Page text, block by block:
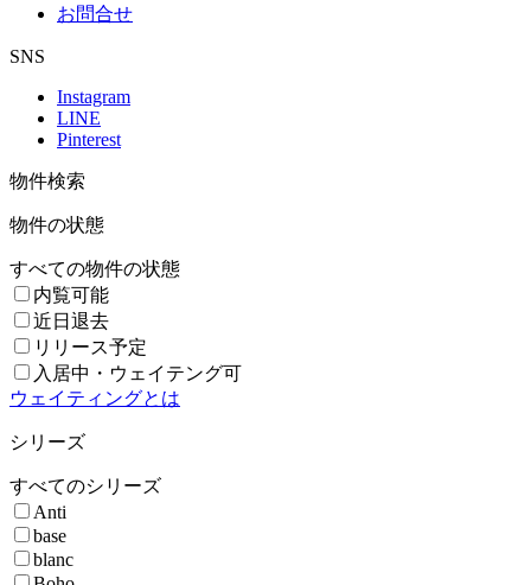
お問合せ
SNS
Instagram
LINE
Pinterest
物件検索
物件の状態
すべての物件の状態
内覧可能
近日退去
リリース予定
入居中・ウェイテング可
ウェイティングとは
シリーズ
すべてのシリーズ
Anti
base
blanc